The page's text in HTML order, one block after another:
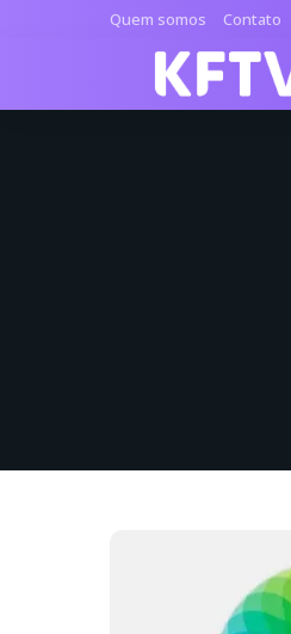
Quem somos Contato